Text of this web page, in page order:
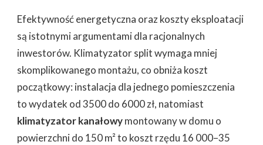
Efektywność energetyczna oraz koszty eksploatacji
są istotnymi argumentami dla racjonalnych
inwestorów. Klimatyzator split wymaga mniej
skomplikowanego montażu, co obniża koszt
początkowy: instalacja dla jednego pomieszczenia
to wydatek od 3500 do 6000 zł, natomiast
klimatyzator kanałowymontowany w domu o
powierzchni do 150 m² to koszt rzędu 16 000–35